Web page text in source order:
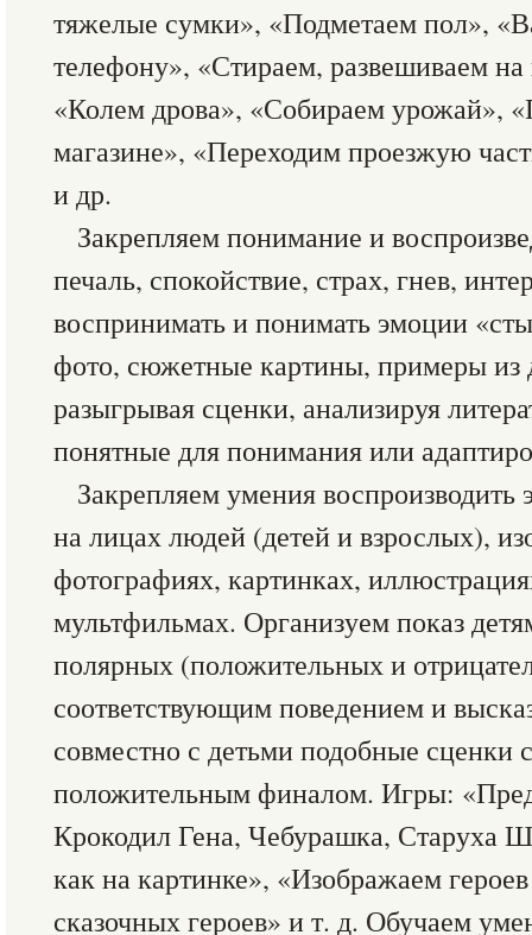
тяжелые сумки», «Подметаем пол»,
телефону», «Стираем, развешиваем на
«Колем дрова», «Собираем урожай»,
магазине», «Переходим проезжую
и др.
Закрепляем понимание и
печаль, спокойствие, страх, гнев,
воспринимать и понимать эмоции
фото, сюжетные картины, примеры из
разыгрывая сценки, анализируя
понятные для понимания или
Закрепляем умения
на лицах людей (детей и взрослых),
фотографиях, картинках,
мультфильмах. Организуем показ
полярных (положительных и
соответствующим поведением и
совместно с детьми подобные сценки
положительным финалом. Игры:
Крокодил Гена, Чебурашка, Старуха
как на картинке», «Изображаем
сказочных героев» и т. д. Обучаем